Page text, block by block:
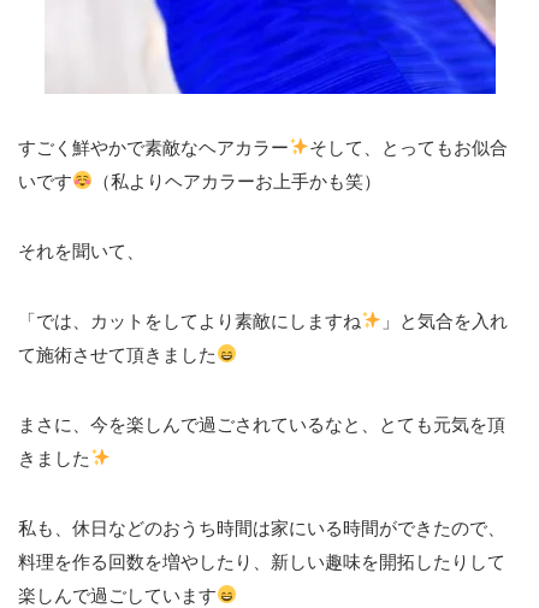
すごく鮮やかで素敵なヘアカラー
そして、とってもお似合
いです
（私よりヘアカラーお上手かも笑）
それを聞いて、
「では、カットをしてより素敵にしますね
」と気合を入れ
て施術させて頂きました
まさに、今を楽しんで過ごされているなと、とても元気を頂
きました
私も、休日などのおうち時間は家にいる時間ができたので、
料理を作る回数を増やしたり、新しい趣味を開拓したりして
楽しんで過ごしています